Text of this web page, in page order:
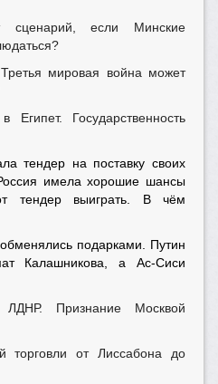
сценарий, если Минские
мировая война может
Египет. Государственность
тендер на поставку своих
имела хорошие шансы
тендер выиграть. В чём
подарками. Путин
Калашникова, а Ас-Сиси
ЛДНР. Признание Москвой
торговли от Лиссабона до